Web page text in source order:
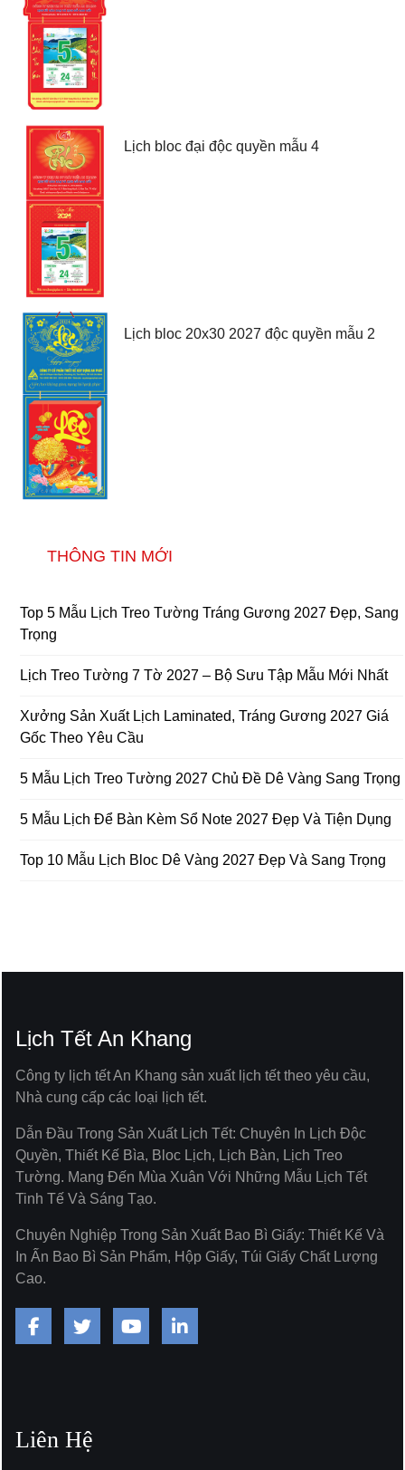
Lịch bloc đại độc quyền mẫu 4
Lịch bloc 20x30 2027 độc quyền mẫu 2
THÔNG TIN MỚI
Top 5 Mẫu Lịch Treo Tường Tráng Gương 2027 Đẹp, Sang
Trọng
Lịch Treo Tường 7 Tờ 2027 – Bộ Sưu Tập Mẫu Mới Nhất
Xưởng Sản Xuất Lịch Laminated, Tráng Gương 2027 Giá
Gốc Theo Yêu Cầu
5 Mẫu Lịch Treo Tường 2027 Chủ Đề Dê Vàng Sang Trọng
5 Mẫu Lịch Để Bàn Kèm Sổ Note 2027 Đẹp Và Tiện Dụng
Top 10 Mẫu Lịch Bloc Dê Vàng 2027 Đẹp Và Sang Trọng
Lịch Tết An Khang
Công ty lịch tết An Khang sản xuất lịch tết theo yêu cầu,
Nhà cung cấp các loại lịch tết.
Dẫn Đầu Trong Sản Xuất Lịch Tết: Chuyên In Lịch Độc
Quyền, Thiết Kế Bìa, Bloc Lịch, Lịch Bàn, Lịch Treo
Tường. Mang Đến Mùa Xuân Với Những Mẫu Lịch Tết
Tinh Tế Và Sáng Tạo.
Chuyên Nghiệp Trong Sản Xuất Bao Bì Giấy: Thiết Kế Và
In Ấn Bao Bì Sản Phẩm, Hộp Giấy, Túi Giấy Chất Lượng
Cao.
Liên Hệ